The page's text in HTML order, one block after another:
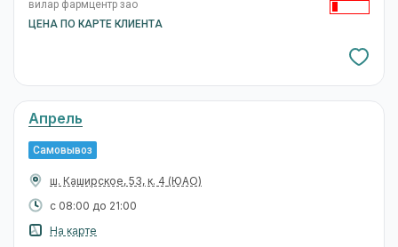
вилар фармцентр зао
ЦЕНА ПО КАРТЕ КЛИЕНТА
Апрель
Самовывоз
ш. Каширское, 53, к. 4 (ЮАО)
с 08:00 до 21:00
На карте